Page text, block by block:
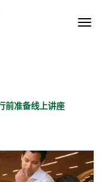
前准备线上讲座